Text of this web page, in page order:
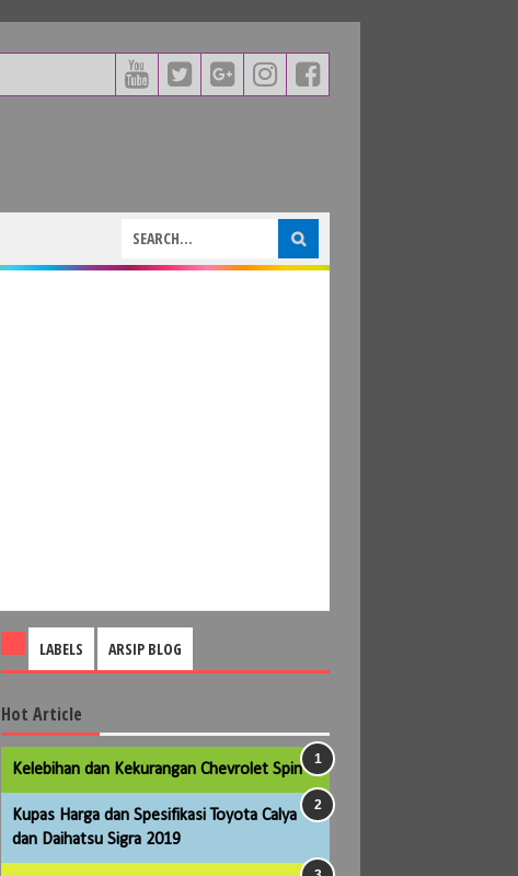
LABELS ARSIP BLOG
Hot Article
Kelebihan dan Kekurangan Chevrolet Spin
Kupas Harga dan Spesifikasi Toyota Calya
dan Daihatsu Sigra 2019